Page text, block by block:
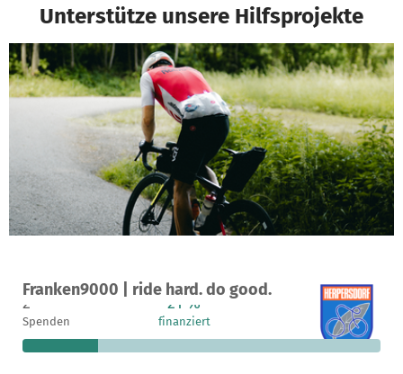
Unterstütze unsere Hilfsprojekte
Franken9000 | ride hard. do good.
Ein Projekt in Nürnberg, Deutschland
2
Spenden
21 %
finanziert
750 €
fehlen noch